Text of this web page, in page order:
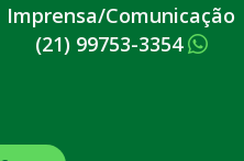
Imprensa/Comunicação
(21) 99753-3354